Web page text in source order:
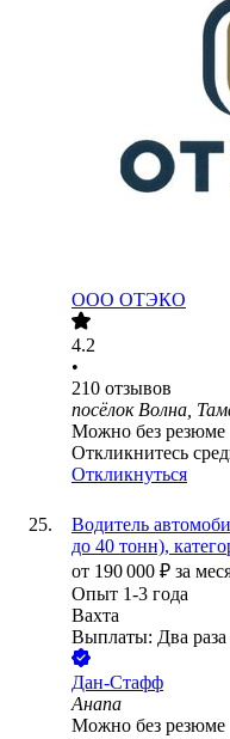
ООО ОТЭКО
4.2
•
210 отзывов
посёлок Волна,
Можно без резюме
Откликнитесь
Откликнуться
Водитель
до 40 тонн),
от 190 000 ₽ за
Опыт 1-3 года
Вахта
Выплаты: Два раза
Дан-Стафф
Анапа
Можно без резюме